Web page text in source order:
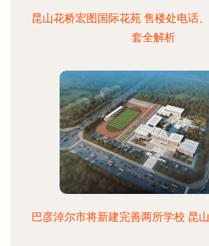
昆山花桥宏图国际花苑 售楼处电话
套全解析
巴彦淖尔市将新建完善两所学校 昆